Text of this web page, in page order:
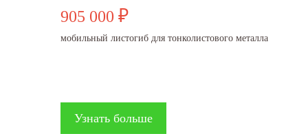
905 000 ₽
мобильный листогиб для тонколистового металла
Узнать больше